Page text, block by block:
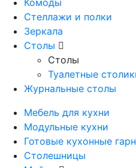
Комоды
Стеллажи и полки
Зеркала
Столы
Столы
Туалетные
Журнальные столы
Мебель для кухни
Модульные кухни
Готовые кухонные
Столешницы